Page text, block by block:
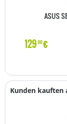
ASUS
12900€
Kunden kauften